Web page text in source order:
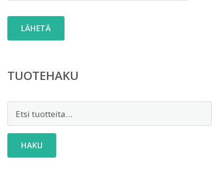
TUOTEHAKU
HAKU